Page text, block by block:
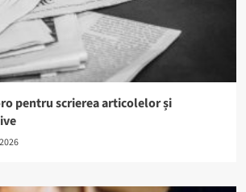
pentru scrierea articolelor și